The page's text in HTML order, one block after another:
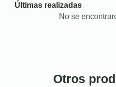
Últimas realizadas
No se
Otros